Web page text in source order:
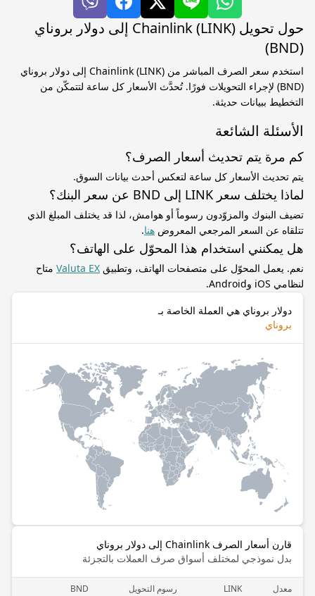
حول تحويل Chainlink (LINK) إلى دولار بروناي
(BND)
استخدم سعر الصرف المباشر من Chainlink (LINK) إلى دولار بروناي
(BND) لإجراء التحويلات فورًا. تُحدَّث الأسعار كل ساعة لتتمكّن من
التخطيط ببيانات حديثة.
الأسئلة الشائعة
كم مرة يتم تحديث أسعار الصرف؟
يتم تحديث الأسعار كل ساعة لتعكس أحدث بيانات السوق.
لماذا يختلف سعر LINK إلى BND عن سعر البنك؟
تضيف البنوك والمزوّدون رسوماً أو هوامش، لذا قد يختلف المبلغ الذي
تتلقاه عن السعر المرجعي المعروض هنا.
هل يمكنني استخدام هذا المحوّل على الهاتف؟
نعم. يعمل المحوّل على متصفحات الهاتف، وتطبيق Valuta EX متاح
لنظامي iOS وAndroid.
دولار بروناي هي العملة الخاصة بـ
بروناي
قارن أسعار الصرف Chainlink إلى دولار بروناي
بدل نموذجي لمختلف أسواق صرف العملات بالتجزئة
معدل LINK رسوم التحويل BND